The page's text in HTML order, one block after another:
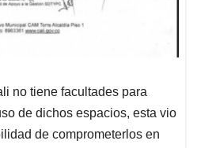
no tiene facultades para
de dichos espacios, esta vio
de comprometerlos en